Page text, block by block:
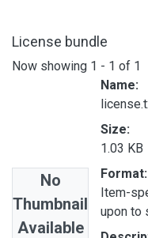
License bundle
Now showing 1 - 1 of 1
No
Thumbnail
Available
Name:
Size:
1.03 KB
Format:
Item-
upon to